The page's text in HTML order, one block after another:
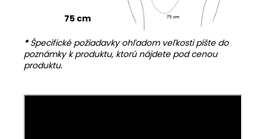
75 cm
*Špecifické požiadavky ohľadom veľkosti píšte do
poznámky k produktu, ktorú nájdete pod cenou
produktu.